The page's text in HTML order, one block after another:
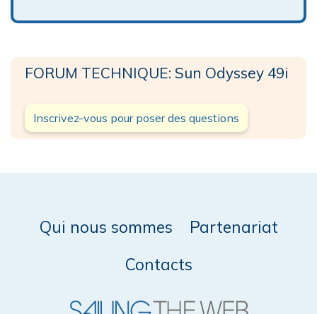
FORUM TECHNIQUE: Sun Odyssey 49i
Inscrivez-vous pour poser des questions
Qui nous sommes
Partenariat
Contacts